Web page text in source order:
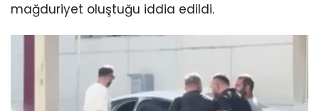
mağduriyet oluştuğu iddia edildi.